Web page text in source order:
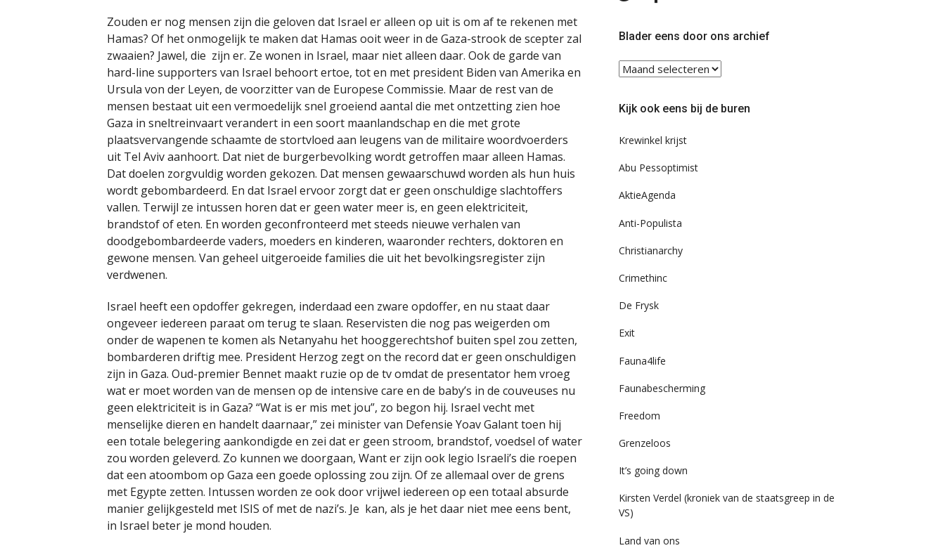
Zouden er nog mensen zijn die geloven dat Israel er alleen op uit is om af te rekenen met
Hamas? Of het onmogelijk te maken dat Hamas ooit weer in de Gaza-strook de scepter zal
zwaaien? Jawel, die zijn er. Ze wonen in Israel, maar niet alleen daar. Ook de garde van
hard-line supporters van Israel behoort ertoe, tot en met president Biden van Amerika en
Ursula von der Leyen, de voorzitter van de Europese Commissie. Maar de rest van de
mensen bestaat uit een vermoedelijk snel groeiend aantal die met ontzetting zien hoe
Gaza in sneltreinvaart verandert in een soort maanlandschap en die met grote
plaatsvervangende schaamte de stortvloed aan leugens van de militaire woordvoerders
uit Tel Aviv aanhoort. Dat niet de burgerbevolking wordt getroffen maar alleen Hamas.
Dat doelen zorgvuldig worden gekozen. Dat mensen gewaarschuwd worden als hun huis
wordt gebombardeerd. En dat Israel ervoor zorgt dat er geen onschuldige slachtoffers
vallen. Terwijl ze intussen horen dat er geen water meer is, en geen elektriciteit,
brandstof of eten. En worden geconfronteerd met steeds nieuwe verhalen van
doodgebombardeerde vaders, moeders en kinderen, waaronder rechters, doktoren en
gewone mensen. Van geheel uitgeroeide families die uit het bevolkingsregister zijn
verdwenen.
Israel heeft een opdoffer gekregen, inderdaad een zware opdoffer, en nu staat daar
ongeveer iedereen paraat om terug te slaan. Reservisten die nog pas weigerden om
onder de wapenen te komen als Netanyahu het hooggerechtshof buiten spel zou zetten,
bombarderen driftig mee. President Herzog zegt on the record dat er geen onschuldigen
zijn in Gaza. Oud-premier Bennet maakt ruzie op de tv omdat de presentator hem vroeg
wat er moet worden van de mensen op de intensive care en de baby’s in de couveuses nu
geen elektriciteit is in Gaza? “Wat is er mis met jou”, zo begon hij. Israel vecht met
menselijke dieren en handelt daarnaar,” zei minister van Defensie Yoav Galant toen hij
een totale belegering aankondigde en zei dat er geen stroom, brandstof, voedsel of water
zou worden geleverd. Zo kunnen we doorgaan, Want er zijn ook legio Israeli’s die roepen
dat een atoombom op Gaza een goede oplossing zou zijn. Of ze allemaal over de grens
met Egypte zetten. Intussen worden ze ook door vrijwel iedereen op een totaal absurde
manier gelijkgesteld met ISIS of met de nazi’s. Je kan, als je het daar niet mee eens bent,
in Israel beter je mond houden.
TwitterFacebook
Blader eens door ons archief
Blader
eens
ons
Kijk ook eens bij de buren
Krewinkel krijst
Abu Pessoptimist
AktieAgenda
Anti-Populista
Christianarchy
Crimethinc
De Frysk
Exit
Fauna4life
Faunabescherming
Freedom
Grenzeloos
It’s going down
Kirsten Verdel (kroniek van de staatsgreep in de
VS)
Land van ons